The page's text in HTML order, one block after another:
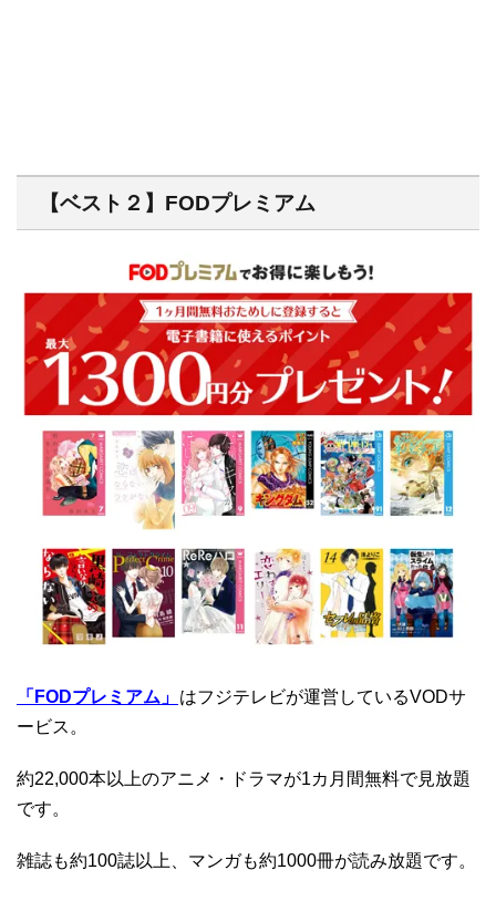
【ベスト２】FODプレミアム
「FODプレミアム」 はフジテレビが運営しているVODサ
ービス。
約22,000本以上のアニメ・ドラマが1カ月間無料で見放題
です。
雑誌も約100誌以上、マンガも約1000冊が読み放題です。